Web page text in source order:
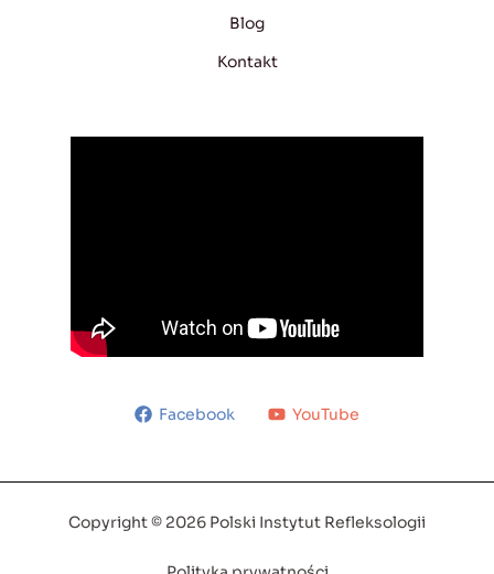
Blog
Kontakt
Facebook YouTube
Copyright © 2026 Polski Instytut Refleksologii